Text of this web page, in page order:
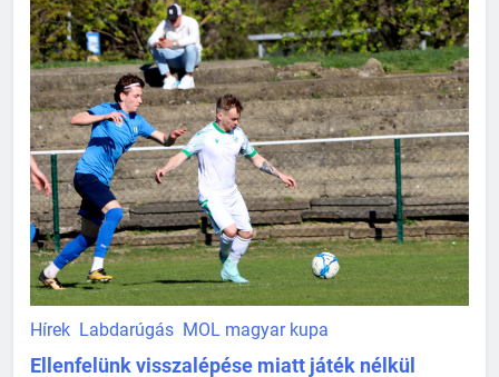
Hírek Labdarúgás MOL magyar kupa
Ellenfelünk visszalépése miatt játék nélkül